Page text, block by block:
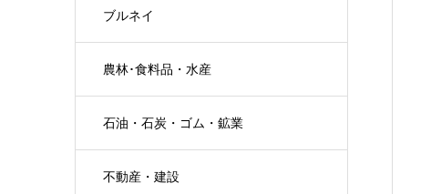
ブルネイ
農林･食料品・水産
石油・石炭・ゴム・鉱業
不動産・建設